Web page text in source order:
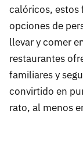
calóricos, estos
opciones de
llevar y comer
restaurantes
familiares y
convirtido en
rato, al menos